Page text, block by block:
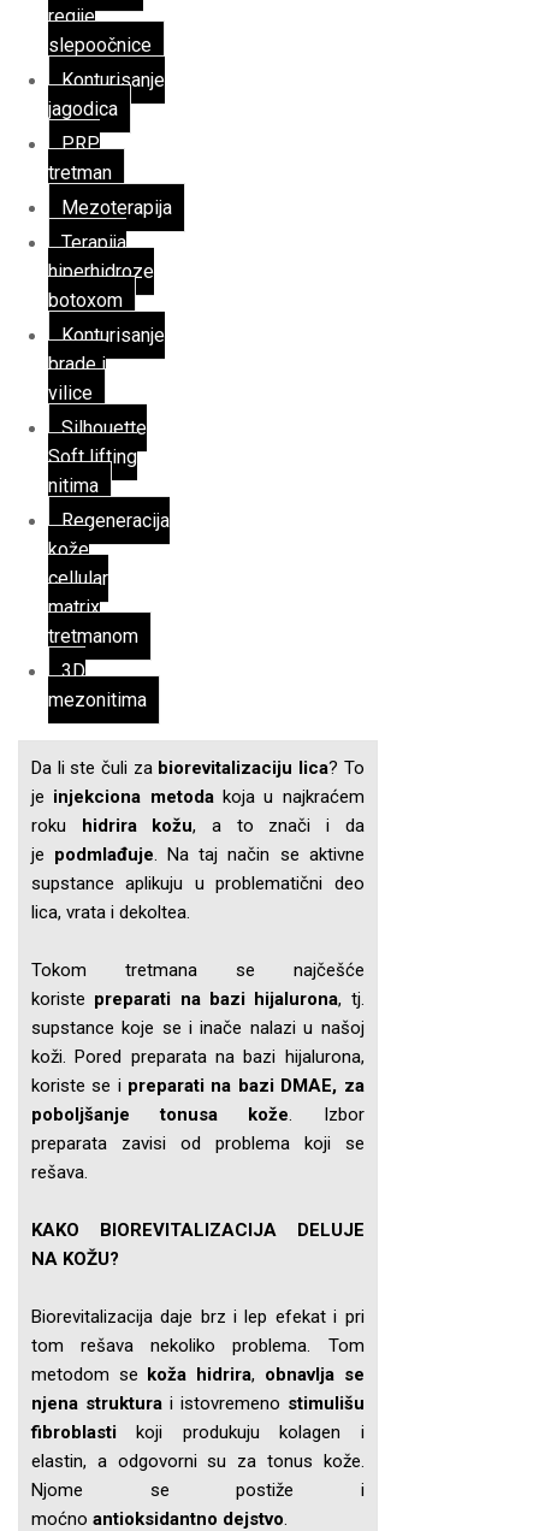
regije
slepoočnice
Konturisanje
jagodica
PRP
tretman
Mezoterapija
Terapija
hiperhidroze
botoxom
Konturisanje
brade i
vilice
Silhouette
Soft lifting
nitima
Regeneracija
kože
cellular
matrix
tretmanom
3D
mezonitima
Da li ste čuli za biorevitalizaciju lica? To
je injekciona metodakoja u najkraćem
roku hidrira kožu, a to znači i da
je podmlađuje. Na taj način se aktivne
supstance aplikuju u problematični deo
lica, vrata i dekoltea.
Tokom tretmana se najčešće
koriste preparati na bazi hijalurona, tj.
supstance koje se i inače nalazi u našoj
koži. Pored preparata na bazi hijalurona,
koriste se i preparati na bazi DMAE, za
poboljšanje tonusa kože. Izbor
preparata zavisi od problema koji se
rešava.
KAKO BIOREVITALIZACIJA DELUJE
NA KOŽU?
Biorevitalizacija daje brz i lep efekat i pri
tom rešava nekoliko problema. Tom
metodom se koža hidrira, obnavlja se
njena strukturai istovremeno stimulišu
fibroblasti koji produkuju kolagen i
elastin, a odgovorni su za tonus kože.
Njome se postiže i
moćno antioksidantno dejstvo.